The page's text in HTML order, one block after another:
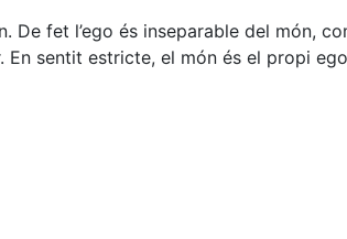
De fet l’ego és inseparable del món,
sentit estricte, el món és el propi